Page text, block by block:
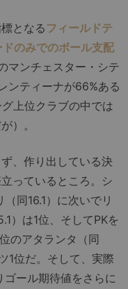
となる フィールドテ
のみでのボール支配
マンチェスター・シテ
ンティーナが66%ある
上位クラブの中では
）。
、作り出している決
っているところ。シ
同16.1）に次いでリ
）は1位、そしてPKを
のアタランタ（同
1位だ。そして、実際
ール期待値をさらに